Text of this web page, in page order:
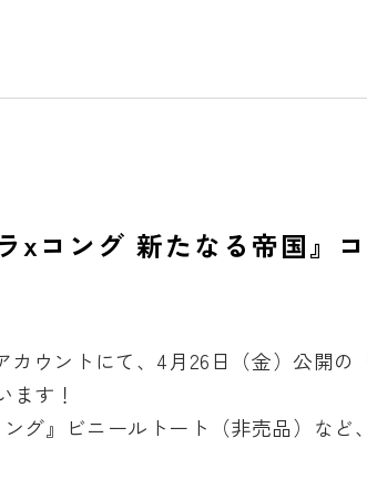
コング 新たなる帝国』
ウントにて、4月26日（金）公開の
ます！
グ』ビニールトート（非売品）など